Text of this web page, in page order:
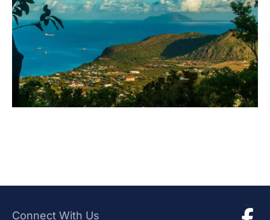
Connect With Us